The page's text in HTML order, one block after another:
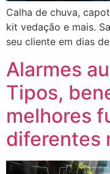
Calha de chuva,
kit vedação e mais.
seu cliente em dias
Alarmes
Tipos,
melhores
diferentes